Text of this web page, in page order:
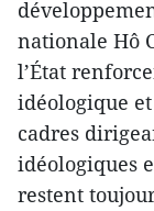
nationale Hô
l’État
idéologique
cadres
idéologiques
restent